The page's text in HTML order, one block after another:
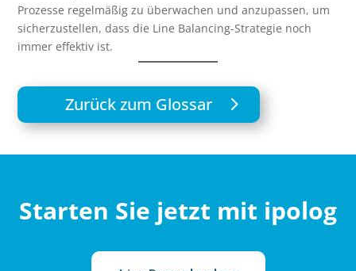
Prozesse regelmäßig zu überwachen und anzupassen, um
sicherzustellen, dass die Line Balancing-Strategie noch
immer effektiv ist.
Zurück zum Glossar
Starten Sie jetzt mit ipolog